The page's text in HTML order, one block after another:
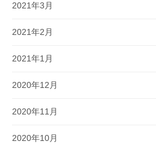
2021年3月
2021年2月
2021年1月
2020年12月
2020年11月
2020年10月